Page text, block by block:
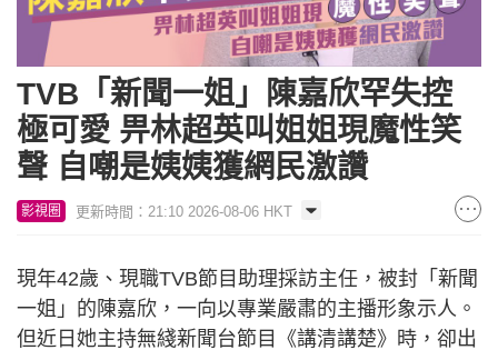
TVB「新聞一姐」陳嘉欣罕失控
極可愛 畀林超英叫姐姐現魔性笑
聲 自嘲是姨姨獲網民激讚
影視圈 更新時間：21:10 2026-08-06 HKT
現年42歲、現職TVB節目助理採訪主任，被封「新聞
一姐」的陳嘉欣，一向以專業嚴肅的主播形象示人。
但近日她主持無綫新聞台節目《講清講楚》時，卻出